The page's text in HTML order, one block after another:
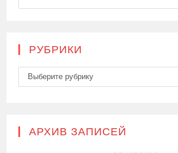
РУБРИКИ
Рубрики
Выберите рубрику
АРХИВ ЗАПИСЕЙ